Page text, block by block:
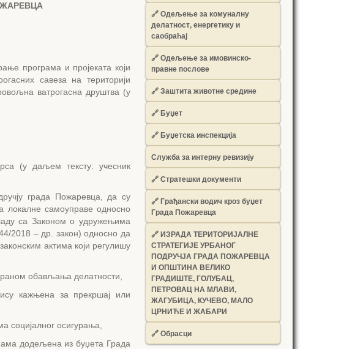
програма и пројеката који
савеза на територији
ватрогасна друштва (у
(у даљем тексту: учесник
града Пожаревца, да су
локалне самоуправе односно
са Законом о удружењима
2018 – др. закон) односно да
актима који регулишу
обављања делатности,
кажњена за прекршај или
социјалног осигурања,
додељена из буџета Града
🔗Одељење за комуналну
делатност, енергетику и
саобраћај
🔗Одељење за имовинско-
правне послове
🔗Заштита животне средине
🔗Буџет
🔗Буџетска инспекција
Служба за интерну ревизију
🔗Стратешки документи
🔗Грађански водич кроз буџет
Града Пожаревца
🔗ИЗРАДА ТЕРИТОРИЈАЛНЕ
СТРАТЕГИЈЕ УРБАНОГ
ПОДРУЧЈА ГРАДА ПОЖАРЕВЦА
И ОПШТИНА ВЕЛИКО
ГРАДИШТЕ, ГОЛУБАЦ,
ПЕТРОВАЦ НА МЛАВИ,
ЖАГУБИЦА, КУЧЕВО, МАЛО
ЦРНИЋЕ И ЖАБАРИ
🔗Обрасци